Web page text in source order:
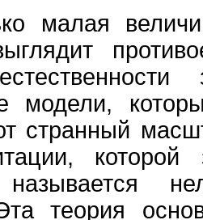
модели,
странный
которой
называется
теория